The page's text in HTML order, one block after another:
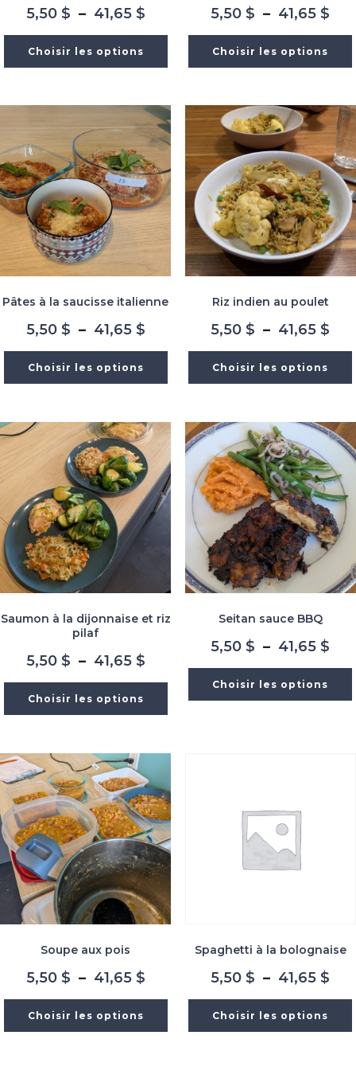
5,50 $ – 41,65 $Plage
5,50 $
Choisir les options
5,50 $ – 41,65 $
Choisir les options
Pâtes à la saucisse italienne
5,50 $ – 41,65 $Plage
de
5,50 $
Choisir les options
Riz indien au poulet
5,50 $ – 41,65 $
de
Choisir les options
Saumon à la dijonnaise et riz
pilaf
5,50 $ – 41,65 $Plage
5,50 $
Choisir les options
Seitan sauce BBQ
5,50 $ – 41,65 $
Choisir les options
Soupe aux pois
5,50 $ – 41,65 $Plage
5,50 $
Choisir les options
Spaghetti à la bolognaise
5,50 $ – 41,65 $
Choisir les options